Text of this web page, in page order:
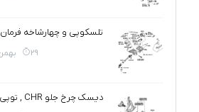
تلسکوپی و چهارشاخه فرمان CHR
29 بهمن 1403
دیسک چرخ جلو CHR , توپی چرخ جلو CHR